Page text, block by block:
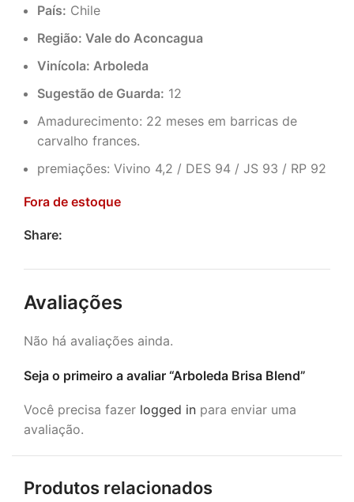
País: Chile
Região: Vale do Aconcagua
Vinícola: Arboleda
Sugestão de Guarda: 12
Amadurecimento: 22 meses em barricas de
carvalho frances.
premiações: Vivino 4,2 / DES 94 / JS 93 / RP 92
Fora de estoque
Share:
Avaliações
Não há avaliações ainda.
Seja o primeiro a avaliar “Arboleda Brisa Blend”
Você precisa fazer logged in para enviar uma
avaliação.
Produtos relacionados